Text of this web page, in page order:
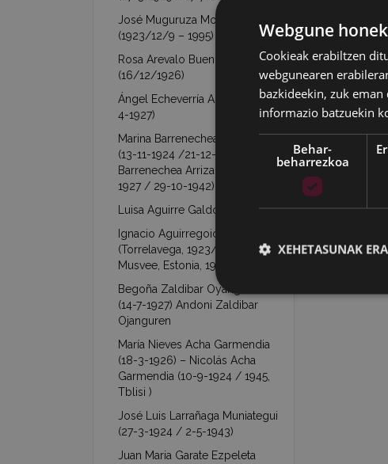
José Muguruza Mondragón
(1923/12/9 – 1995)
Rosa Arevalo Buendía
(16/12/1926)
Ángel Echeverría Aranzábal (16-
4-1927)
Marina Barrenechea Arrizabalaga
(13-11-1924 /21-12-1953)- Jesús
Barrenechea Arrizabalaga (26-1-
1927 / 29-10-1942)
Luisa Aguirre Galdona (7-9-1927)
Ignacio Aguirregoicoa Benito
(Torrelavega, 1923/02/21 –
Musvee, Estonia, 1944/03/09)
Begoña Zaldibar Oyanguren
(14-7-1927) Andoni Zaldibar
Ojanguren
María Nieves Acha Garmendia
(18-3-1926) – Nicolás Acha
Garmendia (10-9-1924 / 1945,
Tblisi )
José Luis Larrañaga Muniategui
(27-3-1924 / 2-5-1943)
Juan Maria Garate Ezpeleta
Webgune
Cookieak erabiltzen
webgunearen
bazkideekin, zuk
informazio batzuekin
Behar-
beharrezkoa
XEHETASUNAK